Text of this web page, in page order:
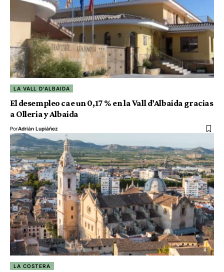
LA VALL D'ALBAIDA
El desempleo cae un 0,17 % en la Vall d’Albaida gracias
a Olleria y Albaida
PorAdrián Lupiáñez
LA COSTERA